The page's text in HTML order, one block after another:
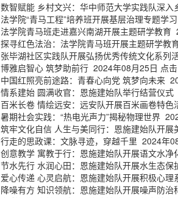
数智赋能 乡村文兴：华中师范大学实践队深入
法学院“青马工程”培养班开展基层治理专题学习
法学院青马班走进嘉兴南湖开展主题研学教育
探寻红色法治：法学院青马班开展主题研学教
张毕湖社区实践队开展弘扬优秀传统文化系列
博雅启智心 筑梦助前行 2024年08月25日 点
中国红照亮前途路：青春心向党 筑梦向未来
情系建始 圆满收官：恩施建始队举行结营仪式
百米长卷 情绘远安：远安队开展百米画卷特色
暑期社会实践：“热电光声力”揭秘物理世界
筑牢文化自信 人生与美同行：恩施建始队开展
行走的思政课：文脉寻迹，穿越千里 2024年
创意教学 寓教于行：恩施建始队开展语文水净
节水先行 水润心田：恩施建始队开展水生态保
爱心传递 心灵启航：恩施建始队开展积极心理
降噪有方 知识领航：恩施建始队开展噪声防治